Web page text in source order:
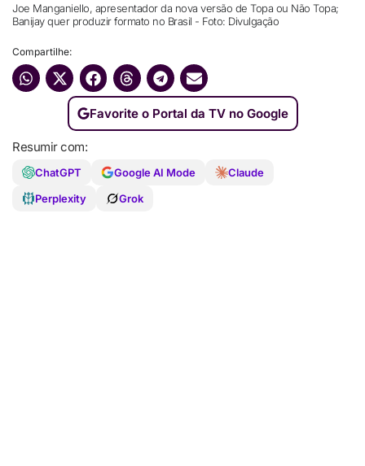
Joe Manganiello, apresentador da nova versão de Topa ou Não Topa;
Banijay quer produzir formato no Brasil - Foto: Divulgação
Compartilhe:
Favorite o Portal da TV no Google
Resumir com:
ChatGPT Google AI Mode
Claude
Perplexity
Grok